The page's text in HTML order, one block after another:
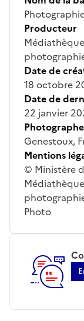
Producteur
Date de
18 octobre
Date de
22 janvier
Photographe
Genestoux,
Mentions
© Ministère
Photo